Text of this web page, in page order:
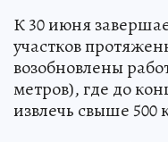
К 30 июня
участков
возобновлены
метров), где до
извлечь свыше 500